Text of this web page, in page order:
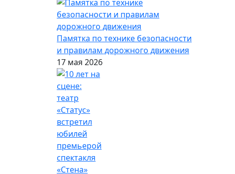
Памятка по технике безопасности
и правилам дорожного движения
17 мая 2026